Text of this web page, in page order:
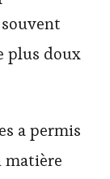
plus doux
a permis
matière